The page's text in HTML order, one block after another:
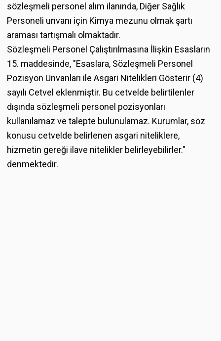
sözleşmeli personel alım ilanında, Diğer Sağlık
Personeli unvanı için Kimya mezunu olmak şartı
araması tartışmalı olmaktadır.
Sözleşmeli Personel Çalıştırılmasına İlişkin Esasların
15. maddesinde, "Esaslara, Sözleşmeli Personel
Pozisyon Unvanları ile Asgari Nitelikleri Gösterir (4)
sayılı Cetvel eklenmiştir. Bu cetvelde belirtilenler
dışında sözleşmeli personel pozisyonları
kullanılamaz ve talepte bulunulamaz. Kurumlar, söz
konusu cetvelde belirlenen asgari niteliklere,
hizmetin gereği ilave nitelikler belirleyebilirler."
denmektedir.